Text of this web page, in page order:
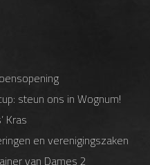
steun ons in Wognum!
Kras
en verenigingszaken
van Dames 2